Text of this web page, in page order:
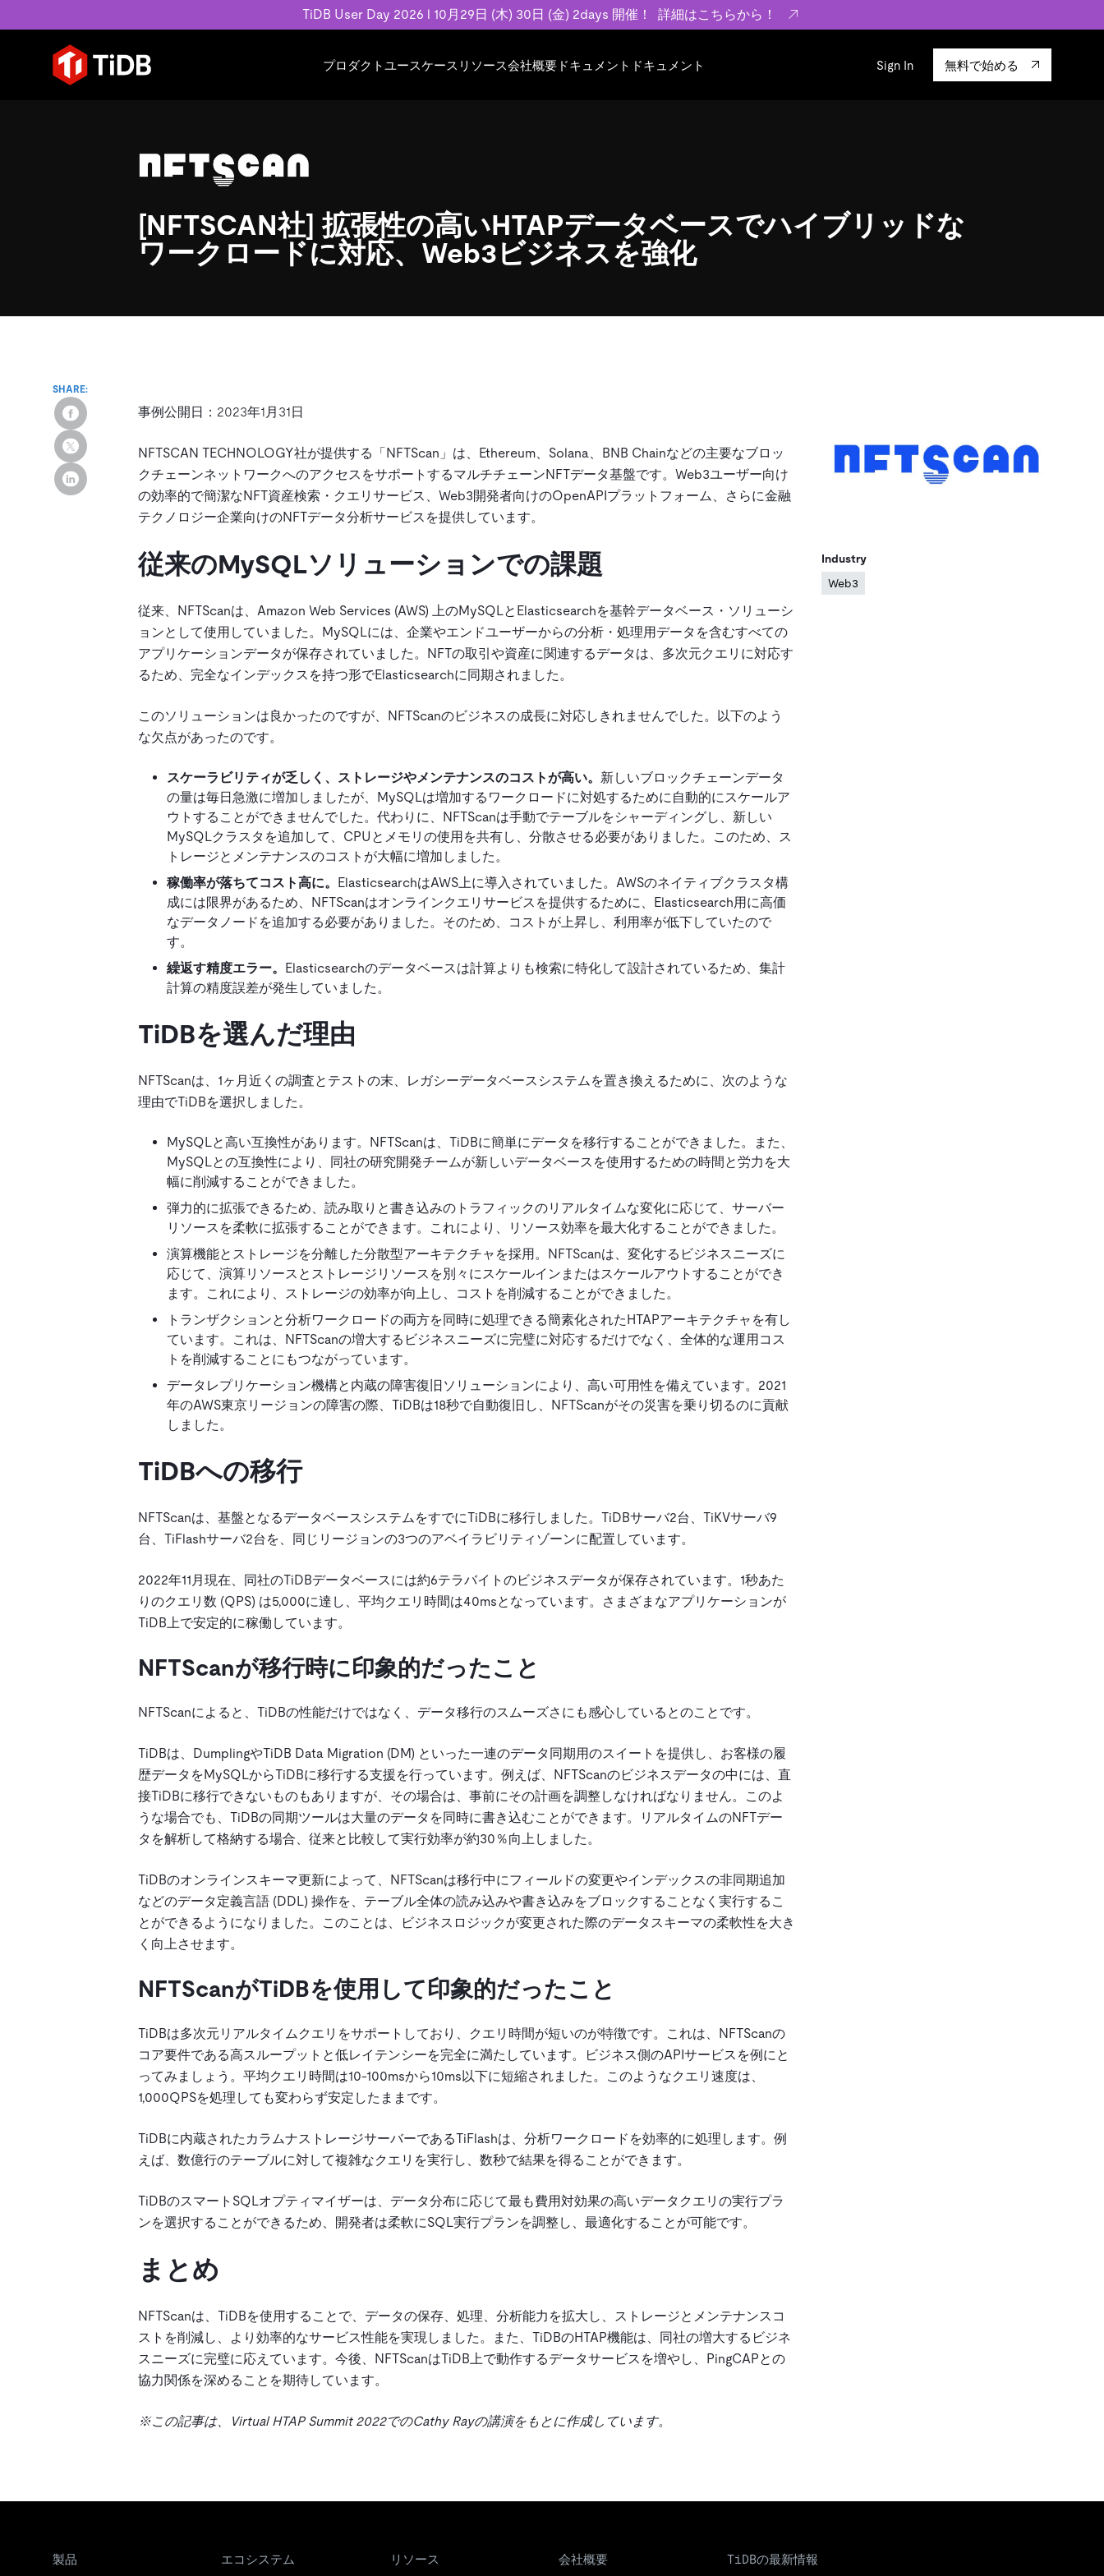
TiDB User Day 2026 l 10月29日 (木) 30日 (金) 2days 開催！ 詳細はこちらから！
プロダクト
MySQL互換の分散データベースで高可用性と
水平スケーラビリティを備え大規模データを
詳細はこちら
ユースケース
MySQLワークロードの近代化
Build GenAI Applications
リソース
ホワイトペーパー
アーカイブ動画
会社概要
Trust Hub
お客様のデータの機密性、可用性、安全性に
お問い合わせ
ドキュメント ドキュメント Sign In 無料で始める
[NFTSCAN社] 拡張性の高いHTAPデータベースでハイブリッドな
ワークロードに対応、Web3ビジネスを強化
事例公開日：2023年1月31日
NFTSCAN TECHNOLOGY社が提供する「NFTScan 」は、Ethereum、Solana、BNB Chainなどの主要なブロッ
クチェーンネットワークへのアクセスをサポートするマルチチェーンNFTデータ基盤です。Web3ユーザー向け
の効率的で簡潔なNFT資産検索・クエリサービス、Web3開発者向けのOpenAPIプラットフォーム、さらに金融
テクノロジー企業向けのNFTデータ分析サービスを提供しています。
従来のMySQLソリューションでの課題
従来、NFTScanは、Amazon Web Services (AWS) 上のMySQLとElasticsearchを基幹データベース・ソリューシ
ョンとして使用していました。MySQLには、企業やエンドユーザーからの分析・処理用データを含むすべての
アプリケーションデータが保存されていました。NFTの取引や資産に関連するデータは、多次元クエリに対応す
るため、完全なインデックスを持つ形でElasticsearchに同期されました。
このソリューションは良かったのですが、NFTScanのビジネスの成長に対応しきれませんでした。以下のよう
な欠点があったのです。
スケーラビリティが乏しく、ストレージやメンテナンスのコストが高い。 新しいブロックチェーンデータ
の量は毎日急激に増加しましたが、MySQLは増加するワークロードに対処するために自動的にスケールア
ウトすることができませんでした。代わりに、NFTScanは手動でテーブルをシャーディングし、新しい
MySQLクラスタを追加して、CPUとメモリの使用を共有し、分散させる必要がありました。このため、ス
トレージとメンテナンスのコストが大幅に増加しました。
稼働率が落ちてコスト高に。 ElasticsearchはAWS上に導入されていました。AWSのネイティブクラスタ構
成には限界があるため、NFTScanはオンラインクエリサービスを提供するために、Elasticsearch用に高価
なデータノードを追加する必要がありました。そのため、コストが上昇し、利用率が低下していたので
す。
繰返す精度エラー。 Elasticsearchのデータベースは計算よりも検索に特化して設計されているため、集計
計算の精度誤差が発生していました。
TiDBを選んだ理由
NFTScanは、1ヶ月近くの調査とテストの末、レガシーデータベースシステムを置き換えるために、次のような
理由でTiDBを選択しました。
MySQLと高い互換性があります。NFTScanは、TiDBに簡単にデータを移行することができました。また、
MySQLとの互換性により、同社の研究開発チームが新しいデータベースを使用するための時間と労力を大
幅に削減することができました。
弾力的に拡張できるため、読み取りと書き込みのトラフィックのリアルタイムな変化に応じて、サーバー
リソースを柔軟に拡張することができます。これにより、リソース効率を最大化することができました。
演算機能とストレージを分離した分散型アーキテクチャを採用。NFTScanは、変化するビジネスニーズに
応じて、演算リソースとストレージリソースを別々にスケールインまたはスケールアウトすることができ
ます。これにより、ストレージの効率が向上し、コストを削減することができました。
トランザクションと分析ワークロードの両方を同時に処理できる簡素化されたHTAPアーキテクチャを有し
ています。これは、NFTScanの増大するビジネスニーズに完璧に対応するだけでなく、全体的な運用コス
トを削減することにもつながっています。
データレプリケーション機構と内蔵の障害復旧ソリューションにより、高い可用性を備えています。2021
年のAWS東京リージョンの障害の際、TiDBは18秒で自動復旧し、NFTScanがその災害を乗り切るのに貢献
しました。
TiDBへの移行
NFTScanは、基盤となるデータベースシステムをすでにTiDBに移行しました。TiDBサーバ2台、TiKVサーバ9
台、TiFlashサーバ2台を、同じリージョンの3つのアベイラビリティゾーンに配置しています。
2022年11月現在、同社のTiDBデータベースには約6テラバイトのビジネスデータが保存されています。1秒あた
りのクエリ数 (QPS) は5,000に達し、平均クエリ時間は40msとなっています。さまざまなアプリケーションが
TiDB上で安定的に稼働しています。
NFTScanが移行時に印象的だったこと
NFTScanによると、TiDBの性能だけではなく、データ移行のスムーズさにも感心しているとのことです。
TiDBは、 DumplingやTiDB Data Migration (DM) といった一連のデータ同期用のスイートを提供し、お客様の履
歴データをMySQLからTiDBに移行する支援を行っています。例えば、NFTScanのビジネスデータの中には、直
接TiDBに移行できないものもありますが、その場合は、事前にその計画を調整しなければなりません。このよ
うな場合でも、TiDBの同期ツールは大量のデータを同時に書き込むことができます。リアルタイムのNFTデー
タを解析して格納する場合、従来と比較して実行効率が約30％向上しました。
TiDBのオンラインスキーマ更新によって、NFTScanは移行中にフィールドの変更やインデックスの非同期追加
などのデータ定義言語 (DDL) 操作を、テーブル全体の読み込みや書き込みをブロックすることなく実行するこ
とができるようになりました。このことは、ビジネスロジックが変更された際のデータスキーマの柔軟性を大き
く向上させます。
NFTScanがTiDBを使用して印象的だったこと
TiDBは多次元リアルタイムクエリをサポートしており、クエリ時間が短いのが特徴です。これは、NFTScanの
コア要件である高スループットと低レイテンシーを完全に満たしています。ビジネス側のAPIサービスを例にと
ってみましょう。平均クエリ時間は10-100msから10ms以下に短縮されました。このようなクエリ速度は、
1,000QPSを処理しても変わらず安定したままです。
TiDBに内蔵されたカラムナストレージサーバーであるTiFlashは、分析ワークロードを効率的に処理します。例
えば、数億行のテーブルに対して複雑なクエリを実行し、数秒で結果を得ることができます。
TiDBのスマートSQLオプティマイザーは、データ分布に応じて最も費用対効果の高いデータクエリの実行プラ
ンを選択することができるため、開発者は柔軟にSQL実行プランを調整し、最適化することが可能です。
まとめ
NFTScanは、TiDBを使用することで、データの保存、処理、分析能力を拡大し、ストレージとメンテナンスコ
ストを削減し、より効率的なサービス性能を実現しました。また、TiDBのHTAP機能は、同社の増大するビジネ
スニーズに完璧に応えています。今後、NFTScanはTiDB上で動作するデータサービスを増やし、PingCAPとの
協力関係を深めることを期待しています。
※この記事は、 Virtual HTAP Summit 2022でのCathy Rayの講演をもとに作成しています。
Industry
Web3
SHARE:
製品 エコシステム リソース 会社概要 TiDBの最新情報